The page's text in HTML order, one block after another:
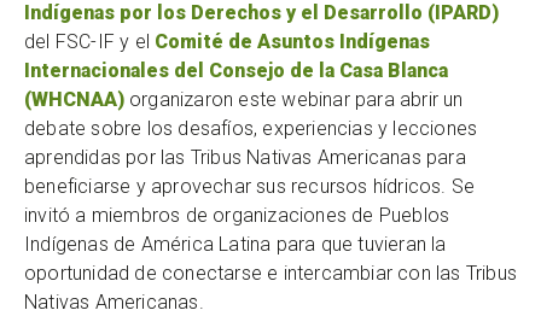
Indígenas por los Derechos y el Desarrollo (IPARD)
del FSC-IF y el Comité de Asuntos Indígenas
Internacionales del Consejo de la Casa Blanca
(WHCNAA) organizaron este webinar para abrir un
debate sobre los desafíos, experiencias y lecciones
aprendidas por las Tribus Nativas Americanas para
beneficiarse y aprovechar sus recursos hídricos. Se
invitó a miembros de organizaciones de Pueblos
Indígenas de América Latina para que tuvieran la
oportunidad de conectarse e intercambiar con las Tribus
Nativas Americanas.